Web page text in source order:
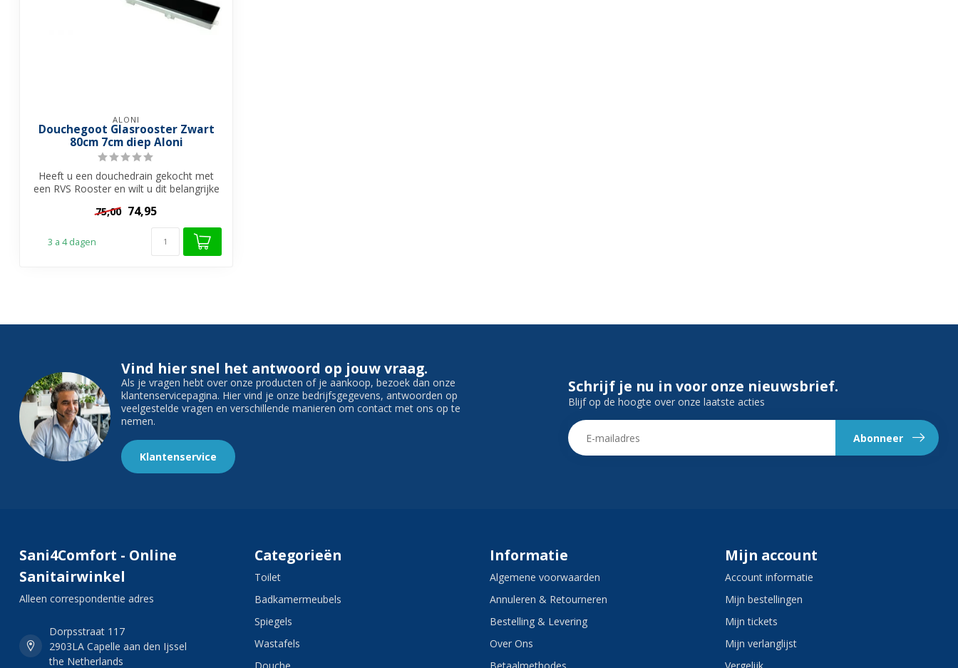
ALONI
Douchegoot Glasrooster Zwart
80cm 7cm diep Aloni
Heeft u een douchedrain gekocht met
een RVS Rooster en wilt u dit belangrijke
75,00 74,95
3 a 4 dagen
Vind hier snel het antwoord op jouw vraag.
Als je vragen hebt over onze producten of je aankoop, bezoek dan onze
klantenservicepagina. Hier vind je onze bedrijfsgegevens, antwoorden op
veelgestelde vragen en verschillende manieren om contact met ons op te
nemen.
Klantenservice
Schrijf je nu in voor onze nieuwsbrief.
Blijf op de hoogte over onze laatste acties
Abonneer
Sani4Comfort - Online
Sanitairwinkel
Alleen correspondentie adres
Dorpsstraat 117
2903LA Capelle aan den Ijssel
the Netherlands
Categorieën
Toilet
Badkamermeubels
Spiegels
Wastafels
Informatie
Algemene voorwaarden
Annuleren & Retourneren
Bestelling & Levering
Over Ons
Mijn account
Account informatie
Mijn bestellingen
Mijn tickets
Mijn verlanglijst